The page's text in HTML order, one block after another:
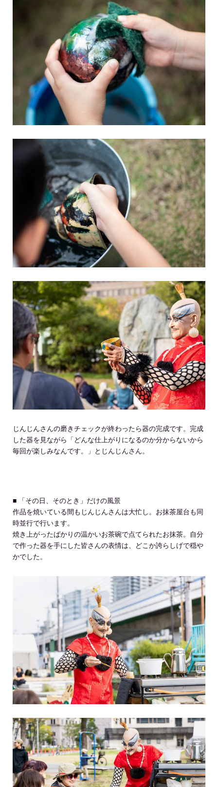
じんじんさんの磨きチェックが終わったら器の完成です。完成
した器を見ながら「どんな仕上がりになるのか分からないから
毎回が楽しみなんです。」とじんじんさん。
■ 「その日、そのとき」だけの風景
作品を焼いている間もじんじんさんは大忙し。お抹茶屋台も同
時並行で行います。
焼き上がったばかりの温かいお茶碗で点てられたお抹茶。自分
で作った器を手にした皆さんの表情は、どこか誇らしげで穏や
かでした。